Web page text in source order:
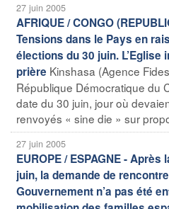
27 juin 2005
AFRIQUE / CONGO
Tensions dans le Pays en
élections du 30 juin. L’Eglise
prière Kinshasa (Agence
République Démocratique du
date du 30 juin, jour où
renvoyés « sine die » sur
27 juin 2005
EUROPE / ESPAGNE -
juin, la demande de
Gouvernement n’a pas été